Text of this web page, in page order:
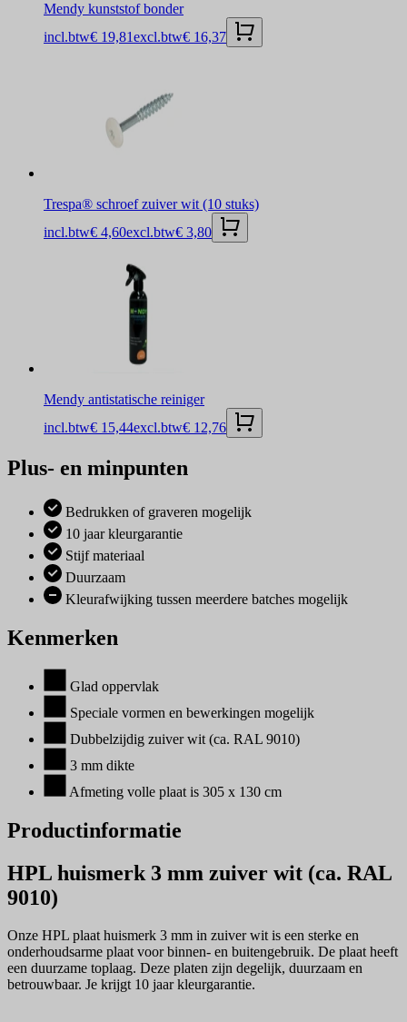
Mendy kunststof bonder
incl.btw€ 19,81excl.btw€ 16,37
Trespa® schroef zuiver wit (10 stuks)
incl.btw€ 4,60excl.btw€ 3,80
Mendy antistatische reiniger
incl.btw€ 15,44excl.btw€ 12,76
Plus- en minpunten
Bedrukken of graveren mogelijk
10 jaar kleurgarantie
Stijf materiaal
Duurzaam
Kleurafwijking tussen meerdere batches mogelijk
Kenmerken
Glad oppervlak
Speciale vormen en bewerkingen mogelijk
Dubbelzijdig zuiver wit (ca. RAL 9010)
3 mm dikte
Afmeting volle plaat is 305 x 130 cm
Productinformatie
HPL huismerk 3 mm zuiver wit (ca. RAL
9010)
Onze HPL plaat huismerk 3 mm in zuiver wit is een sterke en
onderhoudsarme plaat voor binnen- en buitengebruik. De plaat heeft
een duurzame toplaag. Deze platen zijn degelijk, duurzaam en
betrouwbaar. Je krijgt 10 jaar kleurgarantie.